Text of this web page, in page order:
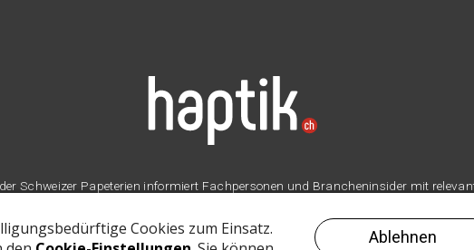
Schweizer Papeterien informiert Fachpersonen und Brancheninsider mit